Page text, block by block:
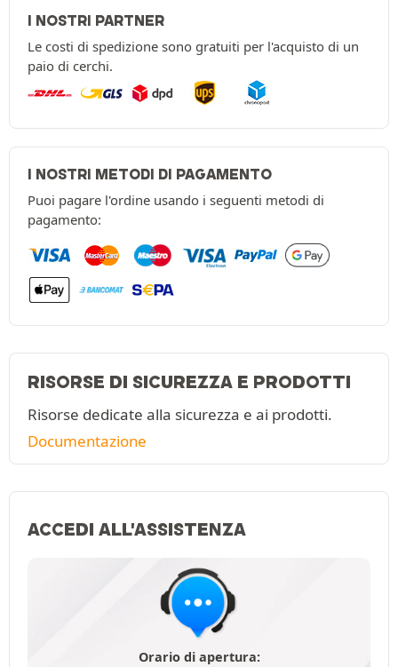
I NOSTRI PARTNER
Le costi di spedizione sono gratuiti per l'acquisto di un
paio di cerchi.
I NOSTRI METODI DI PAGAMENTO
Puoi pagare l'ordine usando i seguenti metodi di
pagamento:
RISORSE DI SICUREZZA E PRODOTTI
Risorse dedicate alla sicurezza e ai prodotti.
Documentazione
ACCEDI ALL'ASSISTENZA
Orario di apertura: